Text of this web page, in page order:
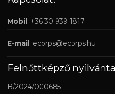
Mobil: +36 30 939 1817
E-mail: ecorps@ecorps.hu
Felnőttképző
B/2024/000685